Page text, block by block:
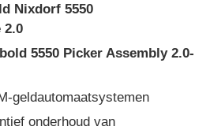
Nixdorf 5550
2.0
5550 Picker Assembly 2.0-
geldautomaatsystemen
onderhoud van